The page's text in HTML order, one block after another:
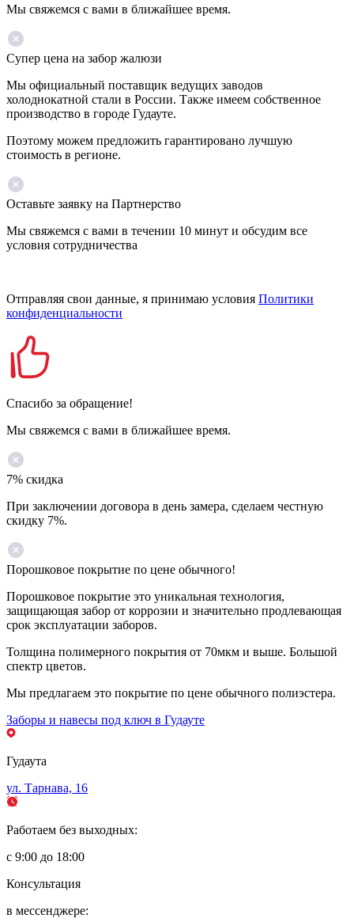
Мы свяжемся с вами в ближайшее время.
Супер цена на забор жалюзи
Мы официальный поставщик ведущих заводов
холоднокатной стали в России. Также имеем собственное
производство в городе Гудауте.
Поэтому можем предложить гарантировано лучшую
стоимость в регионе.
Оставьте заявку на Партнерство
Мы свяжемся с вами в течении 10 минут и обсудим все
условия сотрудничества
Отправляя свои данные, я принимаю условия Политики
конфиденциальности
Спасибо за обращение!
Мы свяжемся с вами в ближайшее время.
7% скидка
При заключении договора в день замера, сделаем честную
скидку 7%.
Порошковое покрытие по цене обычного!
Порошковое покрытие это уникальная технология,
защищающая забор от коррозии и значительно продлевающая
срок эксплуатации заборов.
Толщина полимерного покрытия от 70мкм и выше. Большой
спектр цветов.
Мы предлагаем это покрытие по цене обычного полиэстера.
Заборы и навесы под ключ в Гудауте
Гудаута
ул. Тарнава, 16
Работаем без выходных:
с 9:00 до 18:00
Консультация
в мессенджере: